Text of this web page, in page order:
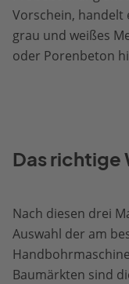
Vorschein, handelt
grau und weißes
oder Porenbeton
Das richtige
Nach diesen drei
Auswahl der am
Baumärkten sind